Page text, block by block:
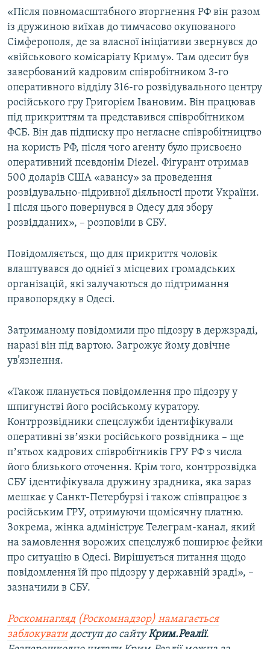
Усі сайти RFE/RL
«Після повномасштабного вторгнення РФ він разом
із дружиною виїхав до тимчасово окупованого
Сімферополя, де за власної ініціативи звернувся до
«військового комісаріату Криму». Там одесит був
завербований кадровим співробітником 3-го
оперативного відділу 316-го розвідувального центру
російського гру Григорієм Івановим. Він працював
під прикриттям та представився співробітником
ФСБ. Він дав підписку про негласне співробітництво
на користь РФ, після чого агенту було присвоєно
оперативний псевдонім Diezel. Фігурант отримав
500 доларів США «авансу» за проведення
розвідувально-підривної діяльності проти України.
І після цього повернувся в Одесу для збору
розвідданих», – розповіли в СБУ.
Повідомляється, що для прикриття чоловік
влаштувався до однієї з місцевих громадських
організацій, які залучаються до підтримання
правопорядку в Одесі.
Затриманому повідомили про підозру в держзраді,
наразі він під вартою. Загрожує йому довічне
ув’язнення.
«Також планується повідомлення про підозру у
шпигунстві його російському куратору.
Контррозвідники спецслужби ідентифікували
оперативні звʼязки російського розвідника – ще
пʼятьох кадрових співробітників ГРУ РФ з числа
його близького оточення. Крім того, контррозвідка
СБУ ідентифікувала дружину зрадника, яка зараз
мешкає у Санкт-Петербурзі і також співпрацює з
російським ГРУ, отримуючи щомісячну платню.
Зокрема, жінка адмініструє Телеграм-канал, який
на замовлення ворожих спецслужб поширює фейки
про ситуацію в Одесі. Вирішується питання щодо
повідомлення їй про підозру у державній зраді», –
зазначили в СБУ.
Роскомнагляд (Роскомнадзор) намагається
заблокуватидоступ до сайтуКрим.Реалії.